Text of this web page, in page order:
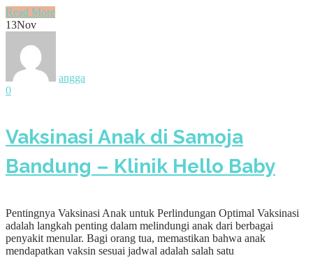
Read More
13Nov
angga
0
Vaksinasi Anak di Samoja
Bandung – Klinik Hello Baby
Pentingnya Vaksinasi Anak untuk Perlindungan Optimal Vaksinasi
adalah langkah penting dalam melindungi anak dari berbagai
penyakit menular. Bagi orang tua, memastikan bahwa anak
mendapatkan vaksin sesuai jadwal adalah salah satu